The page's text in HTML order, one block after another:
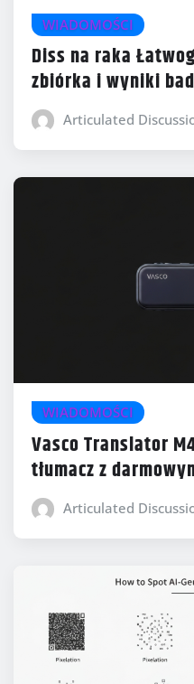
WIADOMOŚCI
Diss na raka
zbiórka i wyniki
Articulated
WIADOMOŚCI
Vasco Translator
tłumacz z
Articulated